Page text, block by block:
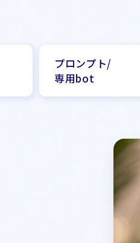
プロンプト/
専用bot